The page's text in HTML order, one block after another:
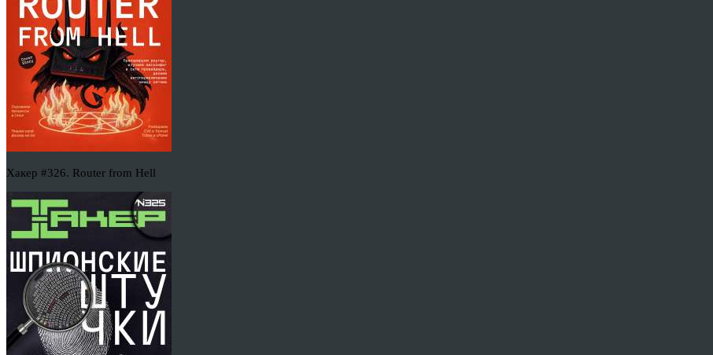
Хакер #326. Router from Hell